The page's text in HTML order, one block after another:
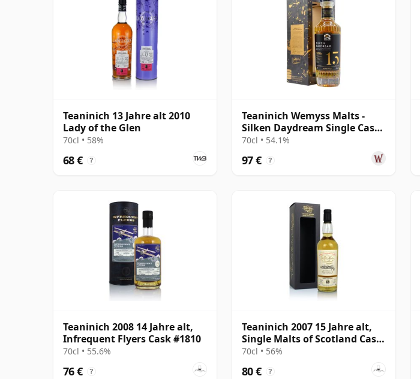
Teaninich 13 Jahre alt 2010
Lady of the Glen
70cl • 58%
68 € ?
Teaninich Wemyss Malts -
Silken Daydream Single Cask
2008 13 Jahre alt
70cl • 54.1%
97 € ?
Teaninich 2008 14 Jahre alt,
Infrequent Flyers Cask #1810
70cl • 55.6%
76 € ?
Teaninich 2007 15 Jahre alt,
Single Malts of Scotland Cask
#700143
70cl • 56%
80 € ?